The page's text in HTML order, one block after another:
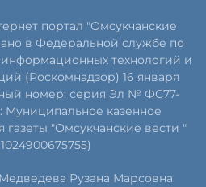
портал "Омсукчанские
в Федеральной службе по
технологий и
(Роскомнадзор) 16 января
номер: серия Эл № ФС77-
Муниципальное казенное
"Омсукчанские вести "
Медведева Рузана Марсовна